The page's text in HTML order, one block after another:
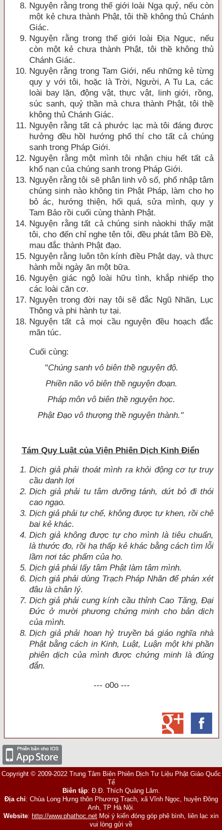
Nguyện rằng trong thế giới loài Ngạ quỷ, nếu còn
một kẻ chưa thành Phật, tôi thề không thủ Chánh
Giác.
Nguyện rằng trong thế giới loài Ðịa Ngục, nếu
còn một kẻ chưa thành Phật, tôi thề không thủ
Chánh Giác.
Nguyện rằng trong Tam Giới, nếu những kẻ từng
quy y với tôi, hoặc là Trời, Người, A Tu La, các
loài bay lặn, động vật, thực vật, linh giới, rồng,
súc sanh, quỷ thần mà chưa thành Phật, tôi thề
không thủ Chánh Giác.
Nguyện rằng tất cả phước lạc mà tôi đáng được
hưởng đều hồI hướng phổ thí cho tất cả chúng
sanh trong Pháp Giới.
Nguyện rằng một mình tôi nhận chịu hết tất cả
khổ nạn của chúng sanh trong Pháp Giới.
Nguyện rằng tôi sẽ phân linh vô số, phổ nhập tâm
chúng sinh nào không tin Phật Pháp, làm cho họ
bỏ ác, hướng thiện, hối quá, sửa mình, quy y
Tam Bảo rồi cuối cùng thành Phật.
Nguyện rằng tất cả chúng sinh nàokhi thấy mặt
tôi, cho đến chỉ nghe tên tôi, đều phát tâm Bồ Ðề,
mau đắc thành Phật đạo.
Nguyện rằng luôn tôn kính điều Phật dạy, vàthực
hành mỗi ngày ăn một bữa.
Nguyện giác ngộ loài hữu tình, khắp nhiếp thọ
các loài căn cơ.
Nguyện trong đời nay tôi sẽ đắc Ngũ Nhãn, Lục
Thông và phi hành tự tại.
Nguyện tất cả mọi cầu nguyện đều hoạch đắc
mãn túc.
Cuối cùng:
"Chúng sanh vô biên thề nguyện độ.
Phiền não vô biên thề nguyện đoạn.
Pháp môn vô biên thề nguyện học.
Phật Ðạo vô thượng thề nguyện thành."
Tám Quy Luật của Viện Phiên Dịch Kinh Ðiển
Dịch giả phải thoát mình ra khỏi động cơ tự truy
cầu danh lợi
Dịch giả phải tu tâm dưỡng tánh, dứt bỏ đi thói
cao ngạo.
Dịch giả phải tự chế, không được tự khen, rồi chê
bai kẻ khác.
Dịch giả không được tự cho mình là tiêu chuẩn,
là thước đo, rồi hạ thấp kẻ khác bằng cách tìm lỗi
lầm nơi tác phẩm của họ.
Dịch giả phải lấy tâm Phật làm tâm mình.
Dịch giả phải dùng Trạch Pháp Nhãn để phán xét
đâu là chân lý.
Dịch giả phải cung kính cầu thỉnh Cao Tăng, Ðại
Ðức ở mười phương chứng minh cho bản dịch
của mình.
Dịch giả phải hoan hỷ truyền bá giáo nghĩa nhà
Phật bằng cách in Kinh, Luật, Luận một khi phần
phiên dịch của mình được chứng minh là đúng
đắn.
--- o0o ---
Copyright © 2009-2022 Trung Tâm Biên Phiên Dịch Tư Liệu Phật Giáo Quốc
Tế
Biên tập: Đ.Đ. Thích Quảng Lâm.
Địa chỉ: Chùa Long Hưng thôn Phương Trạch, xã Vĩnh Ngọc, huyện Đông
Anh, TP Hà Nội.
Website: http://www.phathoc.net Mọi ý kiến đóng góp phê bình, liên lạc xin
vui lòng gửi về